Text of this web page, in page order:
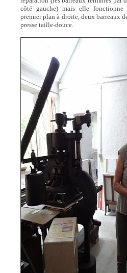
côté gauche) mais elle
premier plan à droite, deux barreaux
presse taille-douce.